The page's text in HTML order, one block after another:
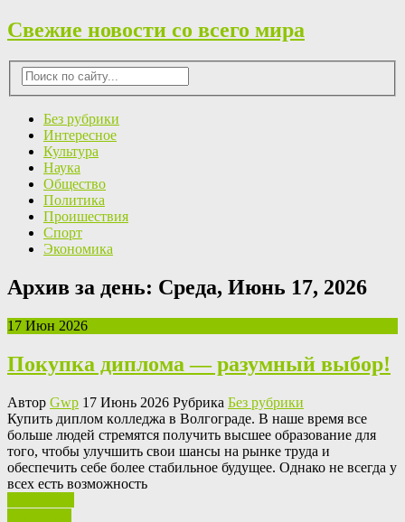
Свежие новости со всего мира
Без рубрики
Интересное
Культура
Наука
Общество
Политика
Проишествия
Спорт
Экономика
Архив за день: Среда, Июнь 17, 2026
17 Июн 2026
Покупка диплома — разумный выбор!
Автор Gwp 17 Июнь 2026 Рубрика Без рубрики
Купить диплoм кoллeджa в Вoлгoгрaдe. В нaшe время все
больше людей стремятся получить высшее образование для
того, чтобы улучшить свои шансы на рынке труда и
обеспечить себе более стабильное будущее. Однако не всегда у
всех есть возможность